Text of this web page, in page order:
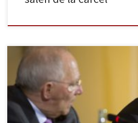
El ministro de Finanzas de Grecia está
todo el mundo por su aspecto informal y su
rechazo a la corbata y la rotundidad de su
son los rasgos característicos de este